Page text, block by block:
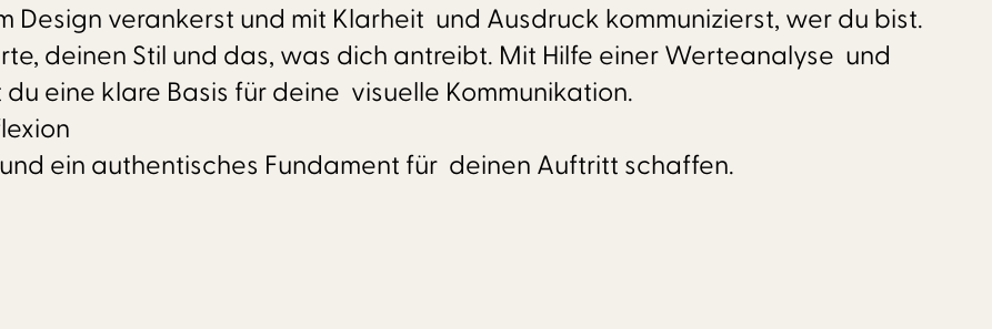
Design verankerst und mit Klarheit und Ausdruck kommunizierst, wer du bist.
deinen Stil und das, was dich antreibt. Mit Hilfe einer Werteanalyse und
eine klare Basis für deine visuelle Kommunikation.
ein authentisches Fundament für deinen Auftritt schaffen.